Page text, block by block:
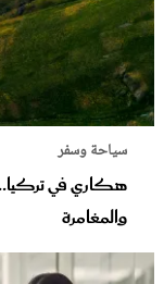
سياحة وسفر
هكاري في
والمغامرة